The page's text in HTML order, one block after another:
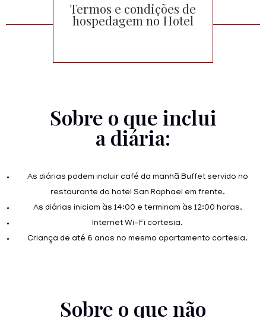
Termos e condições de
hospedagem no Hotel
Sobre o que inclui
a diária:
As diárias podem incluir café da manhã Buffet servido no
restaurante do hotel San Raphael em frente.
As diárias iniciam às 14:00 e terminam às 12:00 horas.
Internet Wi-Fi cortesia.
Criança de até 6 anos no mesmo apartamento cortesia.
Sobre o que não